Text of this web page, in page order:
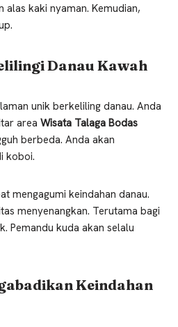
alas kaki nyaman. Kemudian,
Danau Kawah
unik berkeliling danau. Anda
area Wisata Talaga Bodas
berbeda. Anda akan
koboi.
mengagumi keindahan danau.
menyenangkan. Terutama bagi
Pemandu kuda akan selalu
Keindahan